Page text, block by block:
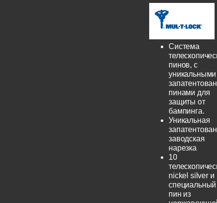
Система
пинов, с
уникальными
пинами для
защиты от
бампинга.
Уникальная
заводская
нарезка
10
nickel silver и
специальный
пин из